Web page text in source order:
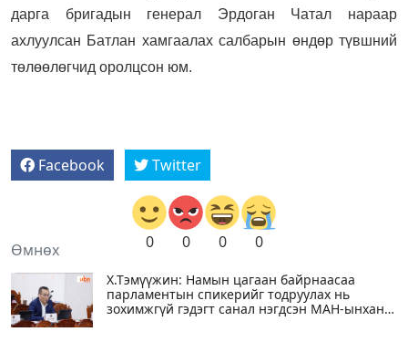
дарга бригадын генерал Эрдоган Чатал нараар
ахлуулсан Батлан хамгаалах салбарын өндөр түвшний
төлөөлөгчид оролцсон юм.
Facebook Twitter
0 0 0 0
Өмнөх
Х.Тэмүүжин: Намын цагаан байрнаасаа
парламентын спикерийг тодруулах нь
зохимжгүй гэдэгт санал нэгдсэн МАН-ынханд